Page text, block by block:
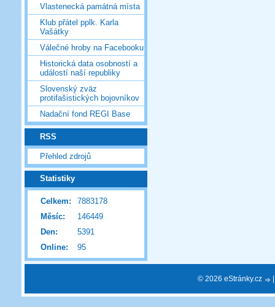
Vlastenecká památná místa
Klub přátel pplk. Karla
Vašátky
Válečné hroby na Facebooku
Historická data osobností a
událostí naší republiky
Slovenský zväz
protifašistických bojovníkov
Nadační fond REGI Base
RSS
Přehled zdrojů
Statistiky
Online: 95
Celkem:
7883178
Měsíc:
146449
Den:
5391
© 2026 eStránky.cz